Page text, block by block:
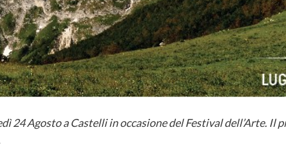
24 Agosto a Castelli in occasione del Festival dell’Arte. Il